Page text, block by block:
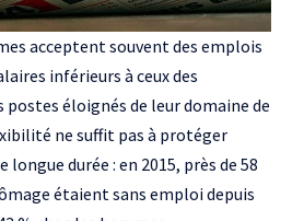
acceptent souvent des emplois
inférieurs à ceux des
postes éloignés de leur domaine de
ne suffit pas à protéger
durée : en 2015, près de 58
étaient sans emploi depuis